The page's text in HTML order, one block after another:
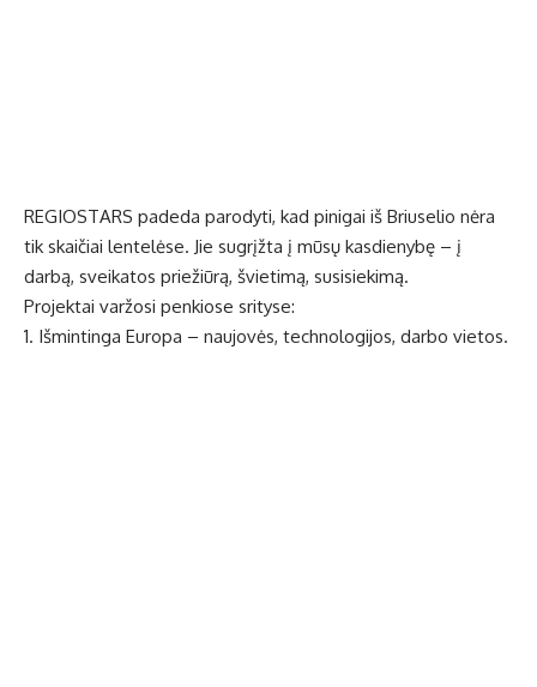
REGIOSTARS padeda parodyti, kad pinigai iš Briuselio nėra
tik skaičiai lentelėse. Jie sugrįžta į mūsų kasdienybę – į
darbą, sveikatos priežiūrą, švietimą, susisiekimą.
Projektai varžosi penkiose srityse:
1. Išmintinga Europa – naujovės, technologijos, darbo vietos.